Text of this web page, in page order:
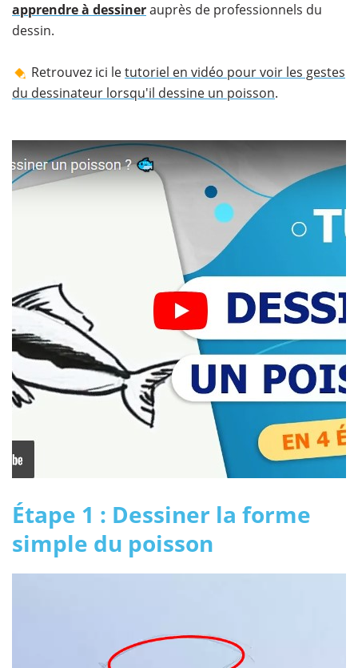
apprendre à dessinerauprès de professionnels du
dessin.
Retrouvez ici letutoriel en vidéo pour voir les gestes
du dessinateur lorsqu'il dessine un poisson.
Étape 1 : Dessiner la forme
simple du poisson